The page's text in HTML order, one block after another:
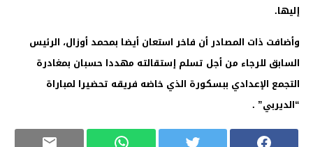
إليها.
وأضافت ذات المصادر أن فاخر استعان أيضا بمحمد أوزال، الرئيس
السابق للرجاء من أجل تسلم إستقالته مهددا حسبان بمغادرة
التجمع الإعدادي ببسكورة الذي خاضه فريقه تحضيرا لمباراة
“الديربي” .